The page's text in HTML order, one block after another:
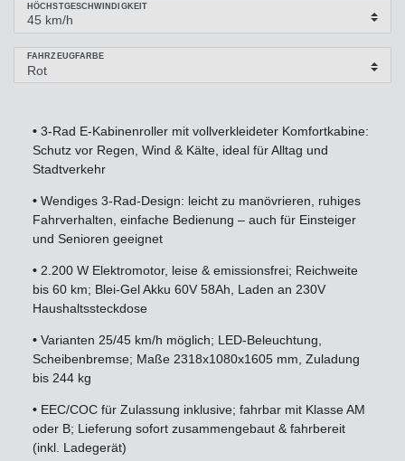
HÖCHSTGESCHWINDIGKEIT
FAHRZEUGFARBE
• 3-Rad E-Kabinenroller mit vollverkleideter Komfortkabine:
Schutz vor Regen, Wind & Kälte, ideal für Alltag und
Stadtverkehr
• Wendiges 3-Rad-Design: leicht zu manövrieren, ruhiges
Fahrverhalten, einfache Bedienung – auch für Einsteiger
und Senioren geeignet
• 2.200 W Elektromotor, leise & emissionsfrei; Reichweite
bis 60 km; Blei-Gel Akku 60V 58Ah, Laden an 230V
Haushaltssteckdose
• Varianten 25/45 km/h möglich; LED-Beleuchtung,
Scheibenbremse; Maße 2318x1080x1605 mm, Zuladung
bis 244 kg
• EEC/COC für Zulassung inklusive; fahrbar mit Klasse AM
oder B; Lieferung sofort zusammengebaut & fahrbereit
(inkl. Ladegerät)